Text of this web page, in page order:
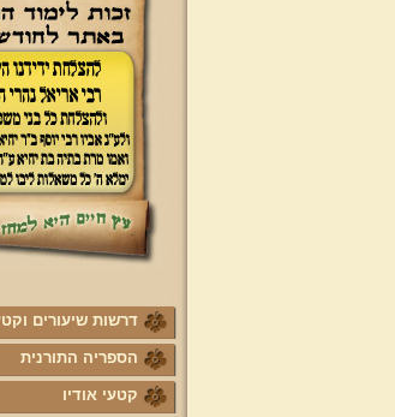
דרשות שיעורים
הספריה התורנית
קטעי אודיו